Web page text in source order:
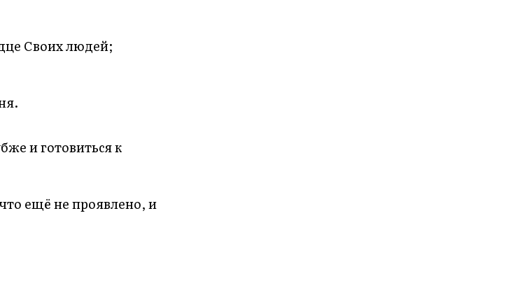
Своих людей;
и готовиться к
ещё не проявлено, и